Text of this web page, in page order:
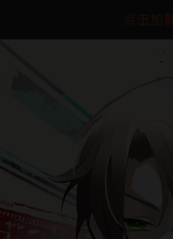
点击加